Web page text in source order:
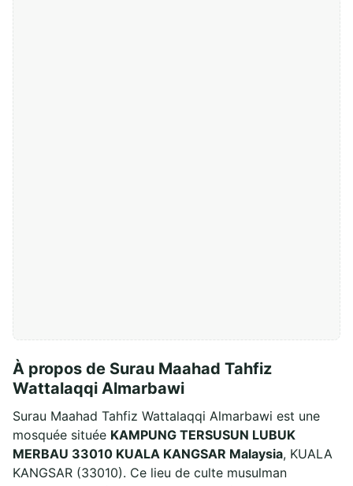
À propos de Surau Maahad Tahfiz
Wattalaqqi Almarbawi
Surau Maahad Tahfiz Wattalaqqi Almarbawi est une
mosquée située KAMPUNG TERSUSUN LUBUK
MERBAU 33010 KUALA KANGSAR Malaysia, KUALA
KANGSAR (33010). Ce lieu de culte musulman